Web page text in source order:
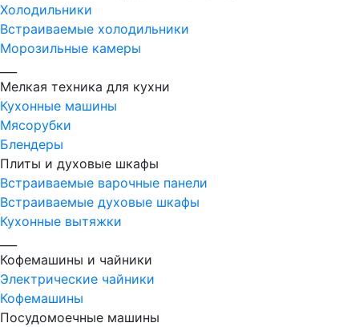
Холодильники
Встраиваемые холодильники
Морозильные камеры
Мелкая техника для кухни
Кухонные машины
Мясорубки
Блендеры
Плиты и духовые шкафы
Встраиваемые варочные панели
Встраиваемые духовые шкафы
Кухонные вытяжки
Кофемашины и чайники
Электрические чайники
Кофемашины
Посудомоечные машины